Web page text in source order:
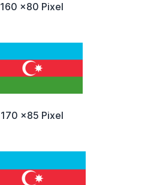
160 x80 Pixel
170 x85 Pixel